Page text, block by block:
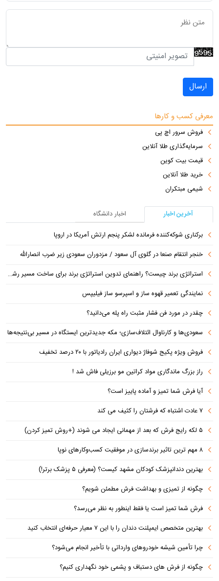
ارسال
معرفی کسب و کارها
فروش سرور اچ پی
سرمایه‌گذاری طلا آنلاین
قیمت بیت کوین
خرید طلا آنلاین
شیمی مبتکران
آخرین اخبار
اخبار دانشگاه
برکناری شوکه‌کننده فرمانده لشکر پنجم ارتش آمریکا در اروپا
خنجر انتقام صنعا در گلوی آل سعود / مزدوران سعودی زیر ضرب انصارالله
استراتژی برند چیست؟ راهنمای تدوین استراتژی برند برای ساخت مسیر رشد متمایز
نمایندگی تعمیر قهوه ساز و اسپرسو ساز فیلیپس
چقدر در مورد فن فشار مثبت راه پله می‌دانید؟
سعودی‌ها و کارناوال ائتلاف‌سازی؛ مکه جدیدترین ایستگاه در مسیر بی‌نتیجه‌ها
فروش ویژه پکیج شوفاژ دیواری ایران رادیاتور با ۲۰ درصد تخفیف
راز بزرگ ماندگاری مواد کراتین مو برزیلی فاش شد !
آیا فرش شما تمیز و آماده پاییز است؟
۷ عادت اشتباه که فرشتان را کثیف می کند
۵ لکه رایج فرش که بعد از مهمانی ایجاد می شوند (+روش تمیز کردن)
۸ مهم ترین تاثیر برندسازی در موفقیت کسب‌وکارهای نوپا
بهترین دندانپزشک کودکان مشهد کیست؟ (معرفی ۵ پزشک برتر!)
چگونه از تمیزی و بهداشت فرش مطمئن شویم؟
فرش شما تمیز است یا فقط اینطور به نظر می‌رسد؟
بهترین متخصص ایمپلنت دندان را با این ۷ معیار حرفه‌ای انتخاب کنید
چرا تأمین شیشه خودروهای وارداتی با تأخیر انجام می‌شود؟
چگونه از فرش های دستباف و پشمی خود نگهداری کنیم؟